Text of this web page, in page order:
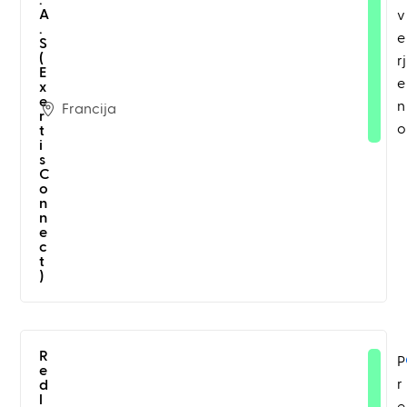
A
.
S
(
E
x
e
r
t
i
s
C
o
n
n
e
c
t
)
Francija
v
e
rj
e
n
o
R
e
d
P
r